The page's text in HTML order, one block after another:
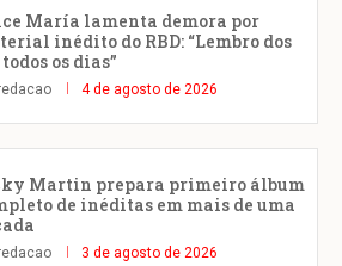
María lamenta demora por
inédito do RBD: “Lembro dos
os dias”
4 de agosto de 2026
Martin prepara primeiro álbum
de inéditas em mais de uma
3 de agosto de 2026